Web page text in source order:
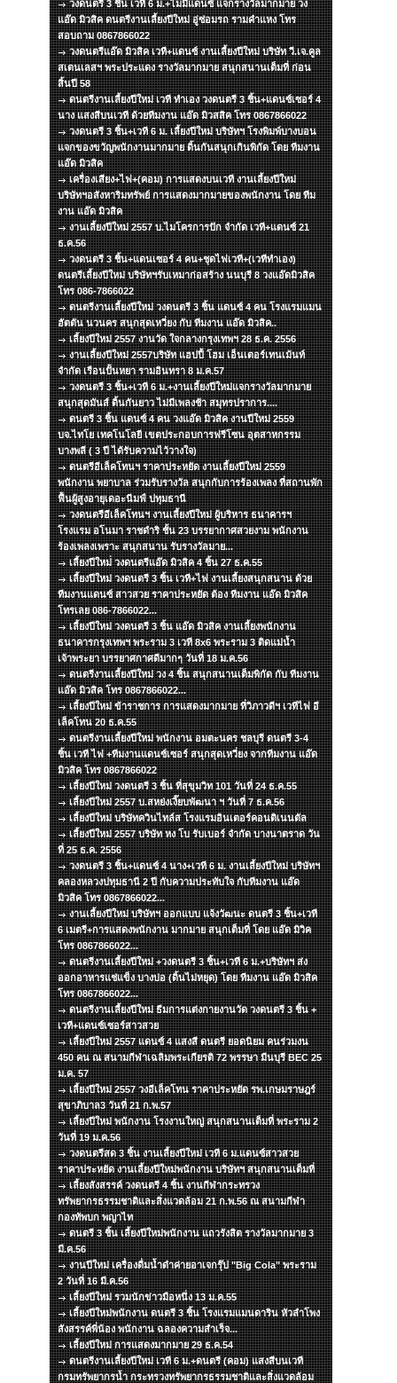
วงดนตรี 3 ชิ้น เวที 6 ม.+ไมมีแดนซ์ แจกรางวัลมากมาย วง
แอ๊ด มิวสิค ดนตรีงานเลี้ยงปีใหม่ อู่ซ่อมรถ รามคำแหง โทร
สอบถาม 0867866022
วงดนตรีแอ๊ด มิวสิค เวที+แดนซ์ งานเลี้ยงปีใหม่ บริษัท วี.เจ.คูล
สเตนเลสฯ พระประแดง รางวัลมากมาย สนุกสนานเต็มที่ ก่อน
สิ้นปี 58
ดนตรีงานเลี้ยงปีใหม่ เวที ทำเอง วงดนตรี 3 ชิ้น+แดนซ์เซอร์ 4
นาง แสงสีบนเวที ด้วยทีมงาน แอ๊ด มิวสสิค โทร 0867866022
วงดนตรี 3 ชิ้น+เวที 6 ม. เลี้ยงปีใหม่ บริษัทฯ โรงพิมพ์บางบอน
แจกของขวัญพนักงานมากมาย ดิ้นกันสนุกเกินพิกัด โดย ทีมงาน
แอ๊ด มิวสิค
เครื่องเสียง+ไฟ+(คอม) การแสดงบนเวที งานเลี้ยงปีใหม่
บริษัทฯอสังหาริมทรัพย์ การแสดงมากมายของพนักงาน โดย ทีม
งาน แอ๊ด มิวสิค
งานเลี้ยงปีใหม่ 2557 บ.ไมโครการปัก จำกัด เวที+แดนซ์ 21
ธ.ค.56
วงดนตรี 3 ชิ้น+แดนเซอร์ 4 คน+ชุดไฟเวที+(เวทีทำเอง)
ดนตรีเลี้ยงปีใหม่ บริษัทฯรับเหมาก่อสร้าง นนบุรี 8 วงแอ๊ดมิวสิค
โทร 086-7866022
ดนตรีงานเลี้ยงปีใหม่ วงดนตรี 3 ชิ้น แดนซ์ 4 คน โรงแรมแมน
ฮัตตัน นวนคร สนุกสุดเหวี่ยง กับ ทีมงาน แอ๊ด มิวสิค..
เลี้ยงปีใหม่ 2557 งานวัด ใจกลางกรุงเทพฯ 28 ธ.ค. 2556
งานเลี้ยงปีใหม่ 2557บริษัท แฮปปี้ โฮม เอ็นเตอร์เทนเม้นท์
จำกัด เรือนปั้นหยา รามอินทรา 8 ม.ค.57
วงดนตรี 3 ชิ้น+เวที 6 ม.+งานเลี้ยงปีใหม่แจกรางวัลมากมาย
สนุกสุดมันส์ ดิ้นกันยาว ไม่มีเพลงช้า สมุทรปราการ....
ดนตรี 3 ชิ้น แดนซ์ 4 คน วงแอ๊ด มิวสิค งานปีใหม่ 2559
บจ.ไทโย เทคโนโลยี เขตประกอบการฟรีโซน อุตสาหกรรม
บางพลี ( 3 ปี ได้รับความไว้วางใจ)
ดนตรีอีเล็คโทนฯ ราคาประหยัด งานเลี้ยงปีใหม่ 2559
พนักงาน พยาบาล ร่วมรับรางวัล สนุกกับการร้องเพลง ที่สถานพัก
ฟื้นผู้สูงอายุเดอะนีมฟ์ ปทุมธานี
วงดนตรีอีเล็คโทนฯ งานเลี้ยงปีใหม่ ผู้บริหาร ธนาคารฯ
โรงแรม อโนมา ราชดำริ ชั้น 23 บรรยากาศสวยงาม พนักงาน
ร้องเพลงเพราะ สนุกสนาน รับรางวัลมาย...
เลี้ยงปีใหม่่ วงดนตรีแอ๊ด มิวสิค 4 ชิ้น 27 ธ.ค.55
เลี้ยงปีใหม่ วงดนตรี 3 ชิ้น เวที+ไฟ งานเลี้ยงสนุกสนาน ด้วย
ทีมงานแดนซ์ สาวสวย ราคาประหยัด ต้อง ทีมงาน แอ๊ด มิวสิค
โทรเลย 086-7866022...
เลี้ยงปีใหม่ วงดนตรี 3 ชิ้น แอ๊ด มิวสิค งานเลี้ยงพนักงาน
ธนาคารกรุงเทพฯ พระราม 3 เวที 8x6 พระราม 3 ติดแม่น้ำ
เจ้าพระยา บรรยาศกาศดีมากๆ วันที่ 18 ม.ค.56
ดนตรีงานเลี้ยงปีใหม่ วง 4 ชิ้น สนุกสนานเต็มพิกัด กับ ทีมงาน
แอ๊ด มิวสิค โทร 0867866022...
เลี้ยงปีใหม่ ข้าราชการ การแสดงมากมาย ที่วิภาวดีฯ เวทีไฟ อี
เล็คโทน 20 ธ.ค.55
ดนตรีงานเลี้ยงปีใหม่ พนักงาน อมตะนคร ชลบุรี ดนตรี 3-4
ชิ้น เวที ไฟ +ทีมงานแดนซ์เซอร์ สนุกสุดเหวี่ยง จากทีมงาน แอ๊ด
มิวสิค โทร 0867866022
เลี้ยงปีใหม่ วงดนตรี 3 ชิ้น ที่สุขุมวิท 101 วันที่ 24 ธ.ค.55
เลี้ยงปีใหม่ 2557 บ.สหย่งเงี๊ยบพัฒนา ฯ วันที่ 7 ธ.ค.56
เลี้ยงปีใหม่ บริษัทควินไทล์ส โรงแรมอินเตอร์คอนติเนนตัล
เลี้ยงปีใหม่ 2557 บริษัท หง โบ รับเบอร์ จำกัด บางนาตราด วัน
ที่ 25 ธ.ค. 2556
วงดนตรี 3 ชิ้น+แดนซ์ 4 นาง+เวที 6 ม. งานเลี้ยงปีใหม่ บริษัทฯ
คลองหลวงปทุมธานี 2 ปี กับความประทับใจ กับทีมงาน แอ๊ด
มิวสิค โทร 0867866022...
งานเลี้ยงปีใหม่ บริษัทฯ ออกแบบ แจ้งวัฒนะ ดนตรี 3 ชิ้น+เวที
6 เมตรี+การแสดงพนักงาน มากมาย สนุกเต็มที่ โดย แอ๊ด มิวิค
โทร 0867866022...
ดนตรีงานเลี้ยงปีใหม่ +วงดนตรี 3 ชิ้น+เวที 6 ม.+บริษัทฯ ส่ง
ออกอาหารแช่แข็ง บางบ่อ (ดิ้นไม่หยุด) โดย ทีมงาน แอ๊ด มิวสิค
โทร 0867866022...
ดนตรีงานเลี้ยงปีใหม่ ธีมการแต่งกายงานวัด วงดนตรี 3 ชิ้น +
เวที+แดนซ์เซอร์สาวสวย
เลี้ยงปีใหม่ 2557 แดนซ์ 4 แสงสี ดนตรี ยอดนิยม คนร่วมงน
450 คน ณ สนามกีฬาเฉลิมพระเกียรติ 72 พรรษา มีนบุรี BEC 25
ม.ค. 57
เลี้ยงปีใหม่ 2557 วงอีเล็คโทน ราคาประหยัด รพ.เกษมราษฎร์
สุขาภิบาล3 วันที่ 21 ก.พ.57
เลี้ยงปีใหม่ พนักงาน โรงงานใหญ่ สนุกสนานเต็มที่ พระราม 2
วันที่ 19 ม.ค.56
วงดนตรีสด 3 ชิ้น งานเลี้ยงปีใหม่ เวที 6 ม.แดนซ์สาวสวย
ราคาประหยัด งานเลี้ยงปีใหม่พนักงาน บริษัทฯ สนุกสนานเต็มที่
เลี้ยงสังสรรค์ วงดนตรี 4 ชิ้น งานกีฬากระทรวง
ทรัพยากรธรรมชาติและสิ่งแวดล้อม 21 ก.พ.56 ณ สนามกีฬา
กองทัพบก พญาไท
ดนตรี 3 ชิ้น เลี้ยงปีใหม่พนักงาน แถวรังสิต รางวัลมากมาย 3
มี.ค.56
งานปีใหม่ เครื่องดื่มน้ำดำค่ายอาเจกรุ๊ป "Big Cola" พระราม
2 วันที่ 16 มี.ค.56
เลี้ยงปีใหม่ รวมนักข่าวมือหนึ่ง 13 ม.ค.55
เลี้ยงปีใหม่พนักงาน ดนตรี 3 ชิ้น โรงแรมแมนดาริน หัวลำโพง
สังสรรค์พี่น้อง พนักงาน ฉลองความสำเร็จ...
เลี้ยงปีใหม่ การแสดงมากมาย 29 ธ.ค.54
ดนตรีงานเลี้ยงปีใหม่ เวที 6 ม.+ดนตรี (คอม) แสงสีบนเวที
กรมทรัพยากรน้ำ กระทรวงทรัพยากรธรรมชาติและสิ่งแวดล้อม